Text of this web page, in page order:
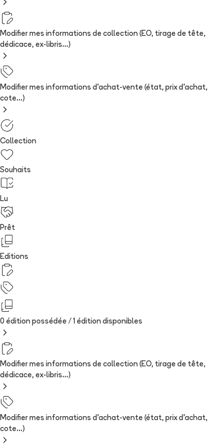
Modifier mes informations de collection (EO, tirage de tête,
dédicace, ex-libris...)
Modifier mes informations d'achat-vente (état, prix d'achat,
cote...)
Collection
Souhaits
Lu
Prêt
Editions
0 édition possédée / 1 édition disponibles
Modifier mes informations de collection (EO, tirage de tête,
dédicace, ex-libris...)
Modifier mes informations d'achat-vente (état, prix d'achat,
cote...)